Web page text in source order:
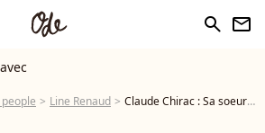
search newsletter
Line Renaud Claude Chirac : Sa soeur Laurence atteinte d'anorexie, Line Renaud l'a soutenue